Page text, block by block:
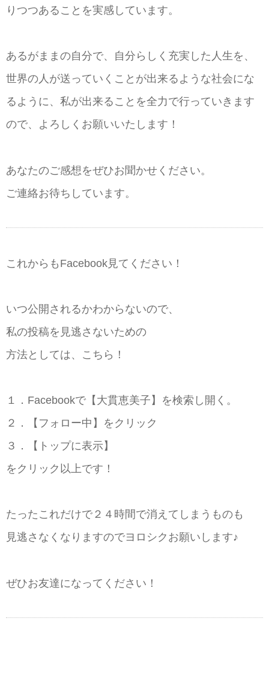
りつつあることを実感しています。
あるがままの自分で、自分らしく充実した人生を、
世界の人が送っていくことが出来るような社会にな
るように、私が出来ることを全力で行っていきます
ので、よろしくお願いいたします！
あなたのご感想をぜひお聞かせください。
ご連絡お待ちしています。
これからもFacebook見てください！
いつ公開されるかわからないので、
私の投稿を見逃さないための
方法としては、こちら！
１．Facebookで【大貫恵美子】を検索し開く。
２．【フォロー中】をクリック
３．【トップに表示】
をクリック以上です！
たったこれだけで２４時間で消えてしまうものも
見逃さなくなりますのでヨロシクお願いします♪
ぜひお友達になってください！